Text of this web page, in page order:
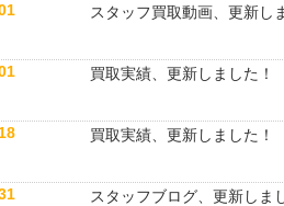
スタッフ買取動画、更新し
買取実績、更新しました！
買取実績、更新しました！
スタッフブログ、更新しま